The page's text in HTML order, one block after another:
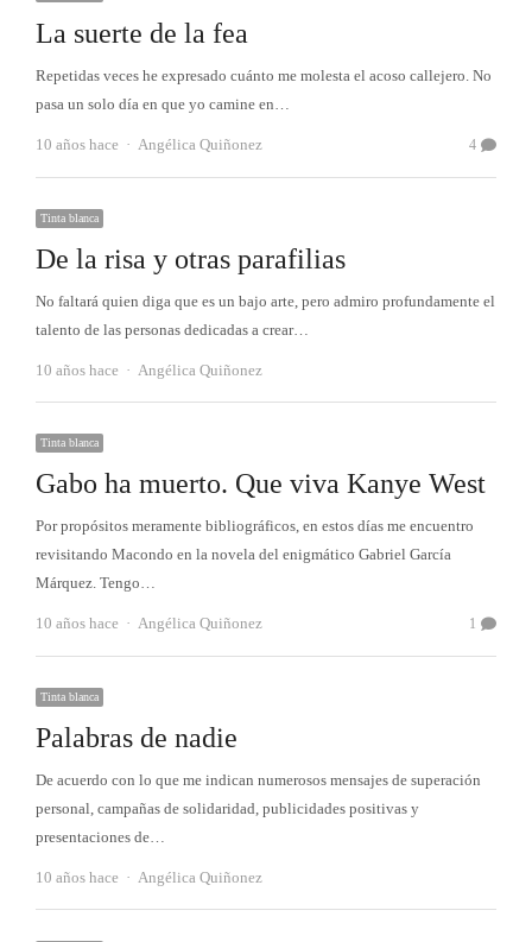
La suerte de la fea
Repetidas veces he expresado cuánto me molesta el acoso callejero. No
pasa un solo día en que yo camine en…
10 años hace Autor
Angélica Quiñonez 4
Tinta blanca
De la risa y otras parafilias
No faltará quien diga que es un bajo arte, pero admiro profundamente el
talento de las personas dedicadas a crear…
10 años hace Autor
Angélica Quiñonez
Tinta blanca
Gabo ha muerto. Que viva Kanye West
Por propósitos meramente bibliográficos, en estos días me encuentro
revisitando Macondo en la novela del enigmático Gabriel García
Márquez. Tengo…
10 años hace Autor
Angélica Quiñonez 1
Tinta blanca
Palabras de nadie
De acuerdo con lo que me indican numerosos mensajes de superación
personal, campañas de solidaridad, publicidades positivas y
presentaciones de…
10 años hace Autor
Angélica Quiñonez